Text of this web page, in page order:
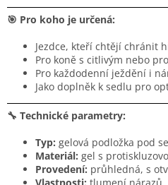
🎯 Pro koho je určená:
Jezdce, kteří chtějí chránit
Pro koně s citlivým nebo
Pro každodenní ježdění i
Jako doplněk k sedlu pro
🔧 Technické parametry:
Typ: gelová podložka pod
Materiál: gel s
Provedení: průhledná, s